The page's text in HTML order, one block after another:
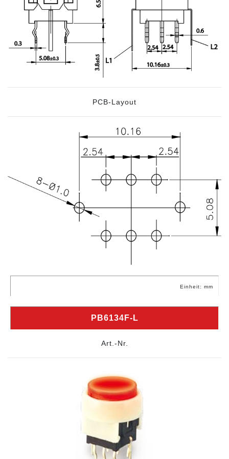
PCB-Layout
Einheit: mm
PB6134F-L
Art.-Nr.